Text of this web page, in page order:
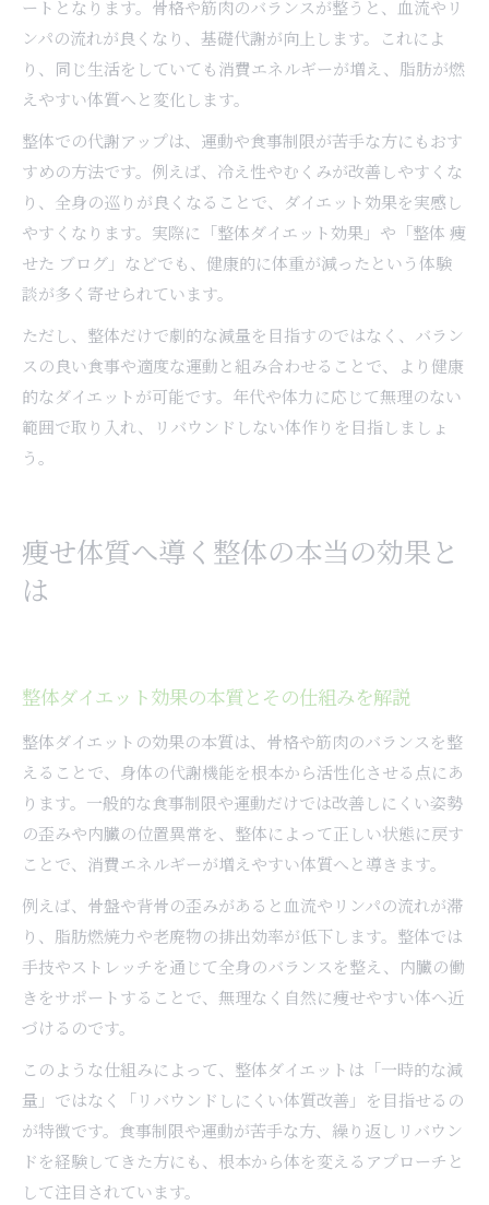
ートとなります。骨格や筋肉のバランスが整うと、血流やリ
ンパの流れが良くなり、基礎代謝が向上します。これによ
り、同じ生活をしていても消費エネルギーが増え、脂肪が燃
えやすい体質へと変化します。
整体での代謝アップは、運動や食事制限が苦手な方にもおす
すめの方法です。例えば、冷え性やむくみが改善しやすくな
り、全身の巡りが良くなることで、ダイエット効果を実感し
やすくなります。実際に「整体ダイエット効果」や「整体 痩
せた ブログ」などでも、健康的に体重が減ったという体験
談が多く寄せられています。
ただし、整体だけで劇的な減量を目指すのではなく、バラン
スの良い食事や適度な運動と組み合わせることで、より健康
的なダイエットが可能です。年代や体力に応じて無理のない
範囲で取り入れ、リバウンドしない体作りを目指しましょ
う。
痩せ体質へ導く整体の本当の効果と
は
整体ダイエット効果の本質とその仕組みを解説
整体ダイエットの効果の本質は、骨格や筋肉のバランスを整
えることで、身体の代謝機能を根本から活性化させる点にあ
ります。一般的な食事制限や運動だけでは改善しにくい姿勢
の歪みや内臓の位置異常を、整体によって正しい状態に戻す
ことで、消費エネルギーが増えやすい体質へと導きます。
例えば、骨盤や背骨の歪みがあると血流やリンパの流れが滞
り、脂肪燃焼力や老廃物の排出効率が低下します。整体では
手技やストレッチを通じて全身のバランスを整え、内臓の働
きをサポートすることで、無理なく自然に痩せやすい体へ近
づけるのです。
このような仕組みによって、整体ダイエットは「一時的な減
量」ではなく「リバウンドしにくい体質改善」を目指せるの
が特徴です。食事制限や運動が苦手な方、繰り返しリバウン
ドを経験してきた方にも、根本から体を変えるアプローチと
して注目されています。